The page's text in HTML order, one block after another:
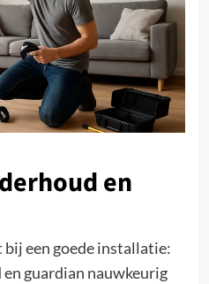
en
bij een goede installatie:
guardian nauwkeurig